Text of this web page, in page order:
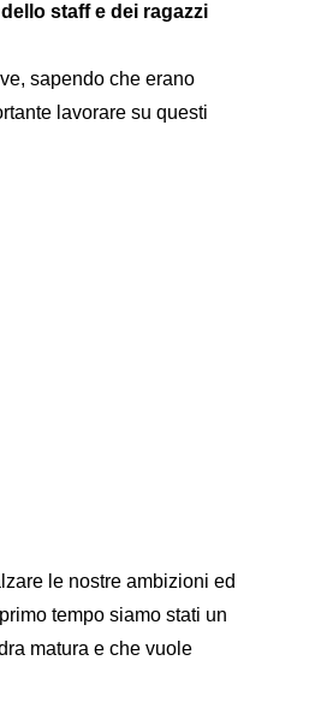
staff e dei ragazzi
sapendo che erano
lavorare su questi
le nostre ambizioni ed
tempo siamo stati un
matura e che vuole